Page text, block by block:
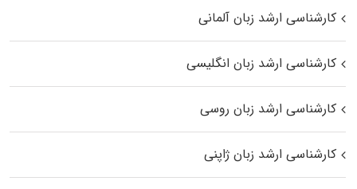
کارشناسی ارشد زبان آلمانی
کارشناسی ارشد زبان انگلیسی
کارشناسی ارشد زبان روسی
کارشناسی ارشد زبان ژاپنی